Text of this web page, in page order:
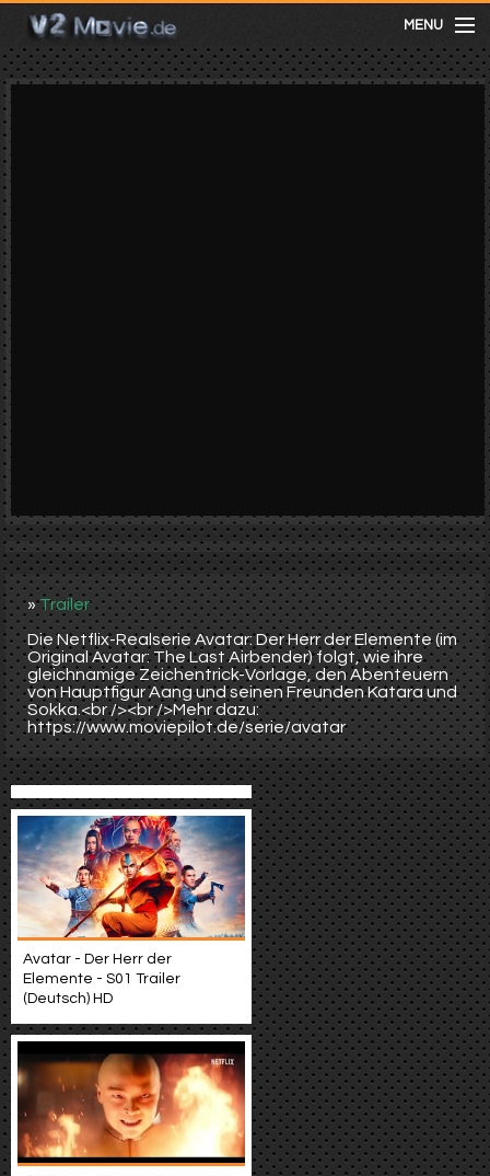
MENU
meist gesehen
Video suchen
»Trailer
Die Netflix-Realserie Avatar: Der Herr der Elemente (im
Original Avatar: The Last Airbender) folgt, wie ihre
gleichnamige Zeichentrick-Vorlage, den Abenteuern
von Hauptfigur Aang und seinen Freunden Katara und
Sokka.<br /><br />Mehr dazu:
https://www.moviepilot.de/serie/avatar
Avatar - Der Herr der
Elemente - S01 Trailer
(Deutsch) HD